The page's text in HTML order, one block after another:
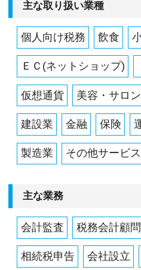
主な取り扱い業種
個人向け税務 飲食
ＥＣ(ネットショップ)
仮想通貨 美容・サロン
建設業 金融 保険
製造業 その他サービ
主な業務
会計監査 税務会計顧問
相続税申告 会社設立